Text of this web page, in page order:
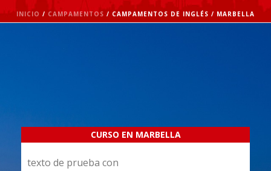
INICIO / CAMPAMENTOS / CAMPAMENTOS DE INGLÉS / MARBELLA
CURSO EN MARBELLA
texto de prueba con